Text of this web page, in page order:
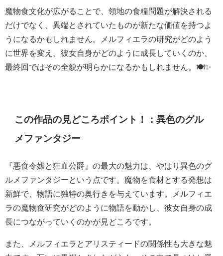
魔物食文化が広がることで、領地の食糧問題が解決される
だけでなく、異端とされていたものが新たな価値を持つよ
うになるかもしれません。メルフィエラの研究がどのよう
に世界を変え、彼女自身がどのように成長していくのか、
最終回ではその全貌が明らかになるかもしれません。🍽️✨
この作品の見どころポイント！：異色のグル
メファンタジー
『悪食令嬢と狂血公爵』の最大の魅力は、やはり異色のグ
ルメファンタジーという点です。魔物を食材とする発想は
新鮮で、物語に独特の奥行きを与えています。メルフィエ
ラの魔物食研究がどのように物語を動かし、彼女自身の成
長につながっていくのかが見どころです。
また、メルフィエラとアリスティードの関係性も大きな魅